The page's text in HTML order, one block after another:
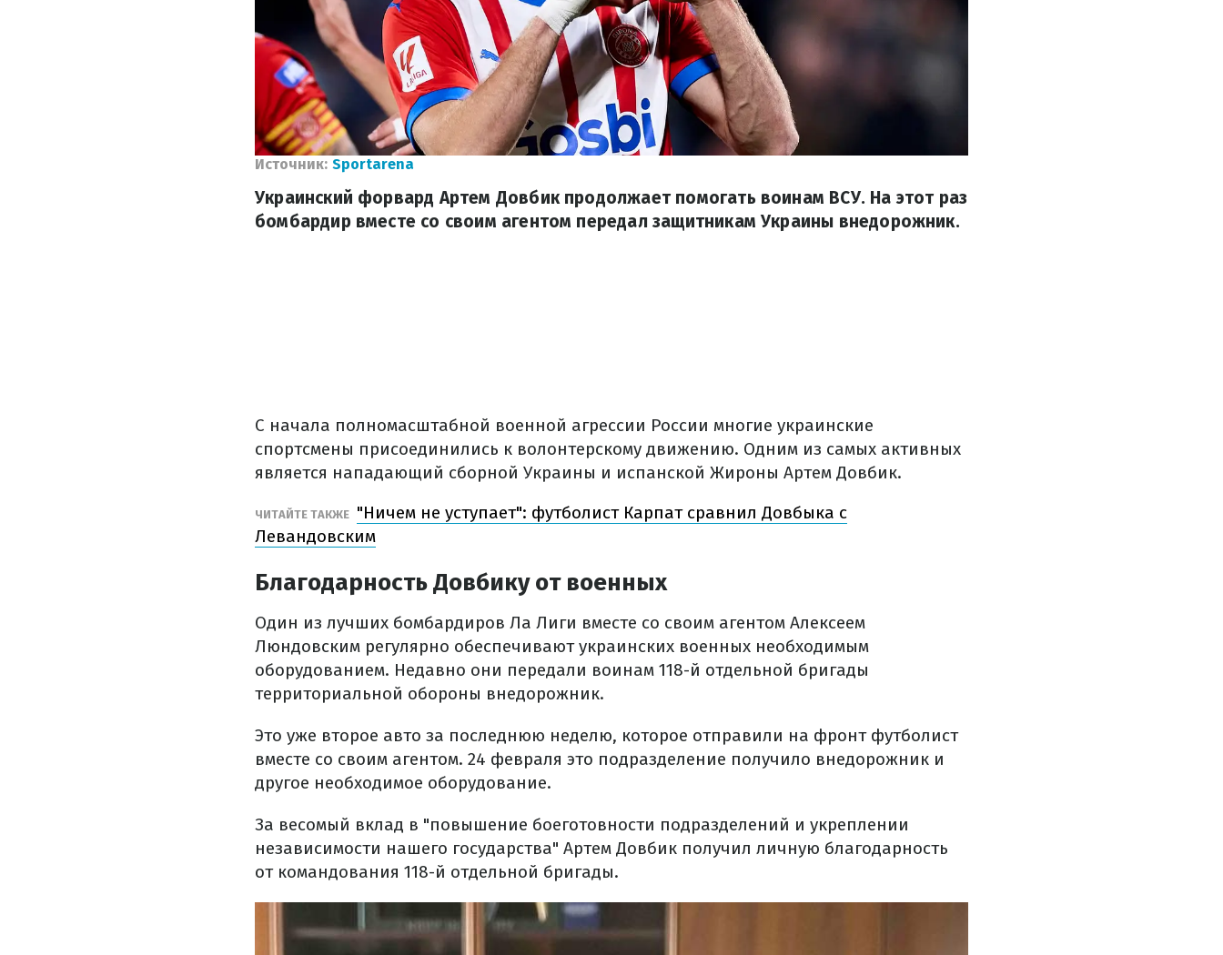
Источник: Sportarena
Украинский форвард Артем Довбик продолжает помогать воинам ВСУ. На этот раз
бомбардир вместе со своим агентом передал защитникам Украины внедорожник.
С начала полномасштабной военной агрессии России многие украинские
спортсмены присоединились к волонтерскому движению. Одним из самых активных
является нападающий сборной Украины и испанской Жироны Артем Довбик.
ЧИТАЙТЕ ТАКЖЕ "Ничем не уступает": футболист Карпат сравнил Довбыка с
Левандовским
Благодарность Довбику от военных
Один из лучших бомбардиров Ла Лиги вместе со своим агентом Алексеем
Люндовским регулярно обеспечивают украинских военных необходимым
оборудованием. Недавно они передали воинам 118-й отдельной бригады
территориальной обороны внедорожник.
Это уже второе авто за последнюю неделю, которое отправили на фронт футболист
вместе со своим агентом. 24 февраля это подразделение получило внедорожник и
другое необходимое оборудование.
За весомый вклад в "повышение боеготовности подразделений и укреплении
независимости нашего государства" Артем Довбик получил личную благодарность
от командования 118-й отдельной бригады.